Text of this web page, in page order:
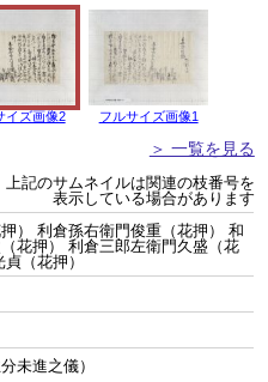
イズ画像2 フルサイズ画像1
＞ 一覧を見る
上記のサムネイルは関連の枝番号を
表示している場合があります
） 利倉孫右衛門俊重（花押） 和
花押） 利倉三郎左衛門久盛（花
（花押）
未進之儀）